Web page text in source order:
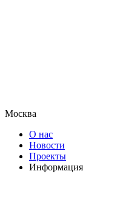
Москва
О нас
Новости
Проекты
Информация